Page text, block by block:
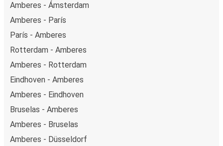
Amberes - Ámsterdam
Amberes - París
París - Amberes
Rotterdam - Amberes
Amberes - Rotterdam
Eindhoven - Amberes
Amberes - Eindhoven
Bruselas - Amberes
Amberes - Bruselas
Amberes - Düsseldorf